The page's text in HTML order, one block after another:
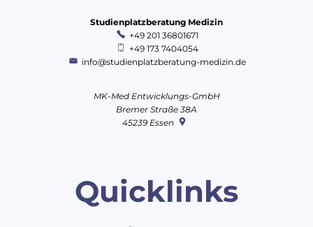
Studienplatzberatung Medizin
+49 201 36801671
+49 173 7404054
info@studienplatzberatung-medizin.de
MK-Med Entwicklungs-GmbH
Bremer Straße 38A
45239 Essen
Quicklinks